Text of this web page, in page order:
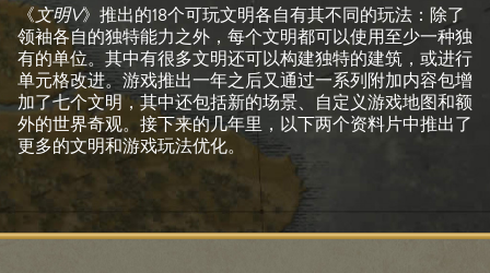
《文明V》推出的18个可玩文明各自有其不同的玩法：除了
领袖各自的独特能力之外，每个文明都可以使用至少一种独
有的单位。其中有很多文明还可以构建独特的建筑，或进行
单元格改进。游戏推出一年之后又通过一系列附加内容包增
加了七个文明，其中还包括新的场景、自定义游戏地图和额
外的世界奇观。接下来的几年里，以下两个资料片中推出了
更多的文明和游戏玩法优化。